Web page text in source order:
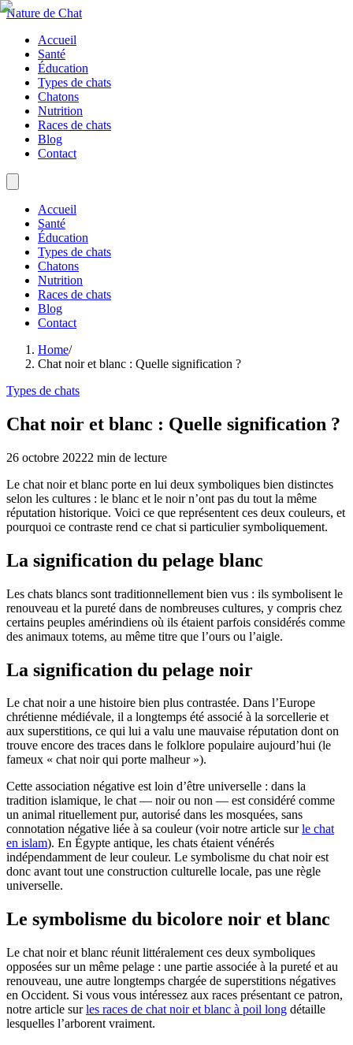
Nature de Chat
Accueil
Santé
Éducation
Types de chats
Chatons
Nutrition
Races de chats
Blog
Contact
Accueil
Santé
Éducation
Types de chats
Chatons
Nutrition
Races de chats
Blog
Contact
Home/
Chat noir et blanc : Quelle signification ?
Types de chats
Chat noir et blanc : Quelle signification ?
26 octobre 20222 min de lecture
Le chat noir et blanc porte en lui deux symboliques bien distinctes
selon les cultures : le blanc et le noir n’ont pas du tout la même
réputation historique. Voici ce que représentent ces deux couleurs, et
pourquoi ce contraste rend ce chat si particulier symboliquement.
La signification du pelage blanc
Les chats blancs sont traditionnellement bien vus : ils symbolisent le
renouveau et la pureté dans de nombreuses cultures, y compris chez
certains peuples amérindiens où ils étaient parfois considérés comme
des animaux totems, au même titre que l’ours ou l’aigle.
La signification du pelage noir
Le chat noir a une histoire bien plus contrastée. Dans l’Europe
chrétienne médiévale, il a longtemps été associé à la sorcellerie et
aux superstitions, ce qui lui a valu une mauvaise réputation dont on
trouve encore des traces dans le folklore populaire aujourd’hui (le
fameux « chat noir qui porte malheur »).
Cette association négative est loin d’être universelle : dans la
tradition islamique, le chat — noir ou non — est considéré comme
un animal rituellement pur, autorisé dans les mosquées, sans
connotation négative liée à sa couleur (voir notre article surle chat
en islam). En Égypte antique, les chats étaient vénérés
indépendamment de leur couleur. Le symbolisme du chat noir est
donc avant tout une construction culturelle locale, pas une règle
universelle.
Le symbolisme du bicolore noir et blanc
Le chat noir et blanc réunit littéralement ces deux symboliques
opposées sur un même pelage : une partie associée à la pureté et au
renouveau, une autre longtemps chargée de superstitions négatives
en Occident. Si vous vous intéressez aux races présentant ce patron,
notre article surles races de chat noir et blanc à poil long détaille
lesquelles l’arborent vraiment.